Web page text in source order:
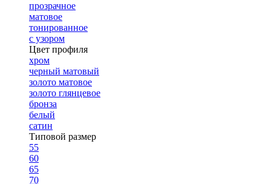
прозрачное
матовое
тонированное
с узором
Цвет профиля
хром
черный матовый
золото матовое
золото глянцевое
бронза
белый
сатин
Типовой размер
55
60
65
70